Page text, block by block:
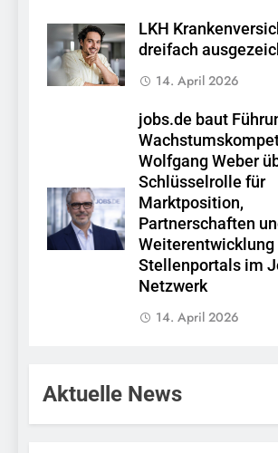
LKH
dreifach
14. April 2026
jobs.de baut
Wolfgang Weber
Schlüsselrolle für
Marktposition,
Partnerschaften
Weiterentwicklung
Stellenportals im
Netzwerk
14. April 2026
Aktuelle News